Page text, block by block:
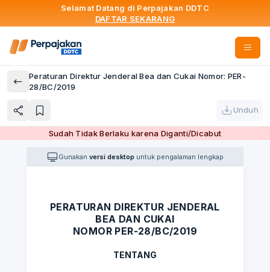
Selamat Datang di Perpajakan DDTC
DAFTAR SEKARANG
Peraturan Direktur Jenderal Bea dan Cukai Nomor: PER-
28/BC/2019
Unduh
Sudah Tidak Berlaku karena Diganti/Dicabut
Gunakan versi desktop untuk pengalaman lengkap
PERATURAN DIREKTUR JENDERAL
BEA DAN CUKAI
NOMOR PER-28/BC/2019
TENTANG